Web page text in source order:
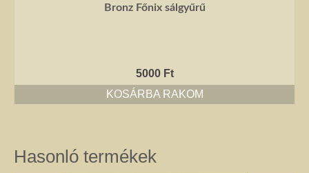
Bronz Főnix sálgyűrű
5000 Ft
KOSÁRBA RAKOM
Hasonló termékek